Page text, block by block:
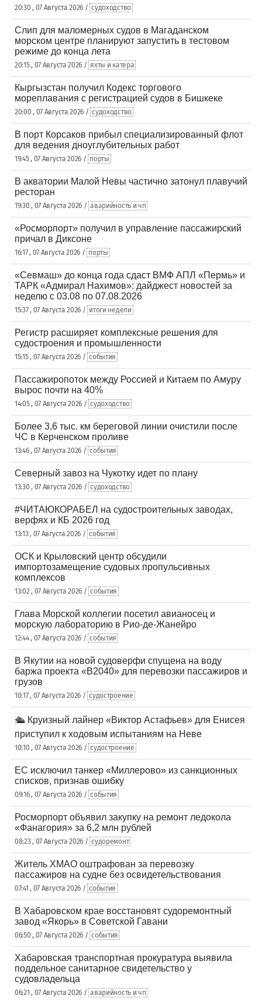
20:30 , 07 Августа 2026 / судоходство
Слип для маломерных судов в Магаданском
морском центре планируют запустить в тестовом
режиме до конца лета
20:15 , 07 Августа 2026 / яхты и катера
Кыргызстан получил Кодекс торгового
мореплавания с регистрацией судов в Бишкеке
20:00 , 07 Августа 2026 / судоходство
В порт Корсаков прибыл специализированный флот
для ведения дноуглубительных работ
19:45 , 07 Августа 2026 / порты
В акватории Малой Невы частично затонул плавучий
ресторан
19:30 , 07 Августа 2026 / аварийность и чп
«Росморпорт» получил в управление пассажирский
причал в Диксоне
16:17 , 07 Августа 2026 / порты
«Севмаш» до конца года сдаст ВМФ АПЛ «Пермь» и
ТАРК «Адмирал Нахимов»: дайджест новостей за
неделю с 03.08 по 07.08.2026
15:37 , 07 Августа 2026 / итоги недели
Регистр расширяет комплексные решения для
судостроения и промышленности
15:15 , 07 Августа 2026 / события
Пассажиропоток между Россией и Китаем по Амуру
вырос почти на 40%
14:05 , 07 Августа 2026 / судоходство
Более 3,6 тыс. км береговой линии очистили после
ЧС в Керченском проливе
13:46 , 07 Августа 2026 / события
Северный завоз на Чукотку идет по плану
13:30 , 07 Августа 2026 / судоходство
#ЧИТАЮКОРАБЕЛ на судостроительных заводах,
верфях и КБ 2026 год
13:13 , 07 Августа 2026 / события
ОСК и Крыловский центр обсудили
импортозамещение судовых пропульсивных
комплексов
13:02 , 07 Августа 2026 / события
Глава Морской коллегии посетил авианосец и
морскую лабораторию в Рио-де-Жанейро
12:44 , 07 Августа 2026 / события
В Якутии на новой судоверфи спущена на воду
баржа проекта «В2040» для перевозки пассажиров и
грузов
10:17 , 07 Августа 2026 / судостроение
🛳️ Круизный лайнер «Виктор Астафьев» для Енисея
приступил к ходовым испытаниям на Неве
10:10 , 07 Августа 2026 / судостроение
ЕС исключил танкер «Миллерово» из санкционных
списков, признав ошибку
09:16 , 07 Августа 2026 / события
Росморпорт объявил закупку на ремонт ледокола
«Фанагория» за 6,2 млн рублей
08:23 , 07 Августа 2026 / судоремонт
Житель ХМАО оштрафован за перевозку
пассажиров на судне без освидетельствования
07:41 , 07 Августа 2026 / события
В Хабаровском крае восстановят судоремонтный
завод «Якорь» в Советской Гавани
06:50 , 07 Августа 2026 / события
Хабаровская транспортная прокуратура выявила
поддельное санитарное свидетельство у
судовладельца
06:21 , 07 Августа 2026 / аварийность и чп